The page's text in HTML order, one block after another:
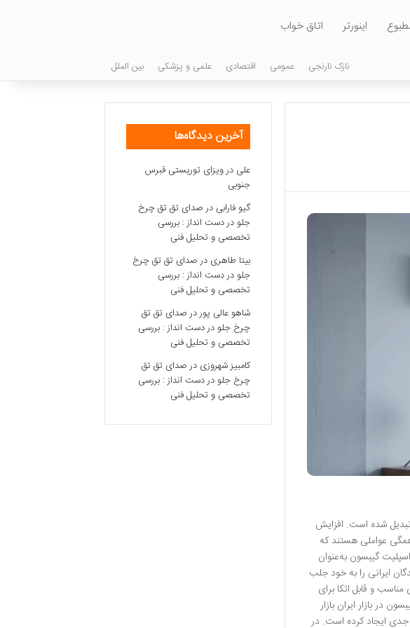
اینورتر اتاق خواب
نازک نارنجی عمومی اقتصادی علمی و پزشکی بین الملل
شده است. افزایش
عواملی هستند که
گیبسون به‌عنوان
ایرانی را به خود جلب
و قابل اتکا برای
در بازار ایران بازار
جدی ایجاد کرده است. در
آخرین دیدگاه‌ها
علی درویزای توریستی قبرس
جنوبی
گیو فارابی درصدای تق تق چرخ
جلو در دست انداز : بررسی
تخصصی و تحلیل فنی
بیتا طاهری درصدای تق تق چرخ
جلو در دست انداز : بررسی
تخصصی و تحلیل فنی
شاهو عالی پوردرصدای تق تق
چرخ جلو در دست انداز : بررسی
تخصصی و تحلیل فنی
کامبیز شهروزی درصدای تق تق
چرخ جلو در دست انداز : بررسی
تخصصی و تحلیل فنی